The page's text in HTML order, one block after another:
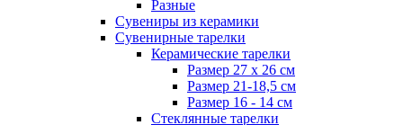
Разные
Сувениры из керамики
Сувенирные тарелки
Керамические тарелки
Размер 27 х 26 см
Размер 21-18,5 см
Размер 16 - 14 см
Стеклянные тарелки